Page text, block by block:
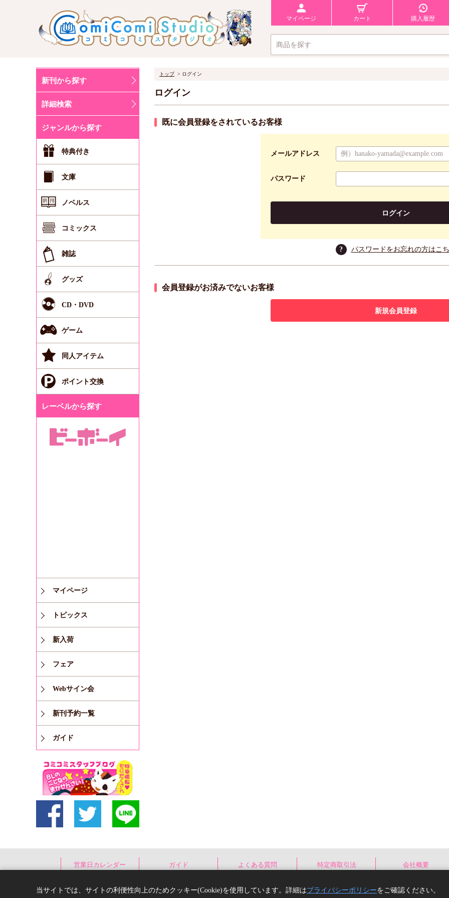
マイページ カート 購入履歴
新刊から探す
詳細検索
ジャンルから探す
特典付き
文庫
ノベルス
コミックス
雑誌
グッズ
CD・DVD
ゲーム
同人アイテム
ポイント交換
レーベルから探す
マイページ
トピックス
新入荷
フェア
Webサイン会
新刊予約一覧
ガイド
トップ ログイン
ログイン
既に会員登録をされているお客様
メールアドレス
パスワード
ログイン
? パスワードをお忘れの方はこ
会員登録がお済みでないお客様
新規会員登録
営業日カレンダー ガイド よくある質問 特定商取引法 会社概要
Copyright(C) comicomi studio. All right
当サイトでは、サイトの利便性向上のためクッキー(Cookie)を使用しています。詳細はプライバシーポリシーをご確認ください。